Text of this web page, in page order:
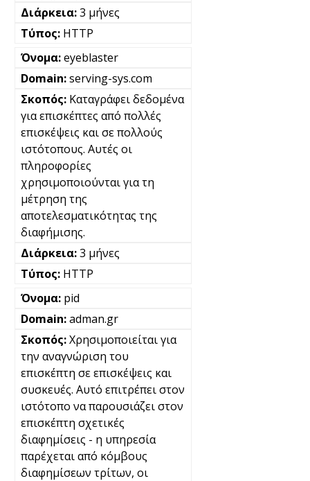
3 μήνες
HTTP
eyeblaster
serving-sys.com
Καταγράφει δεδομένα
για επισκέπτες από πολλές
επισκέψεις και σε πολλούς
ιστότοπους. Αυτές οι
πληροφορίες
χρησιμοποιούνται για τη
μέτρηση της
αποτελεσματικότητας της
διαφήμισης.
3 μήνες
HTTP
pid
adman.gr
Χρησιμοποιείται για
την αναγνώριση του
επισκέπτη σε επισκέψεις και
συσκευές. Αυτό επιτρέπει στον
ιστότοπο να παρουσιάζει στον
επισκέπτη σχετικές
διαφημίσεις - η υπηρεσία
παρέχεται από κόμβους
διαφημίσεων τρίτων, οι